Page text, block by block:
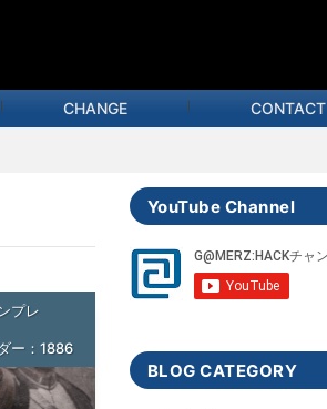
CHANGE CONTACT
プレ
ー：1886
YouTube Channel
BLOG CATEGORY